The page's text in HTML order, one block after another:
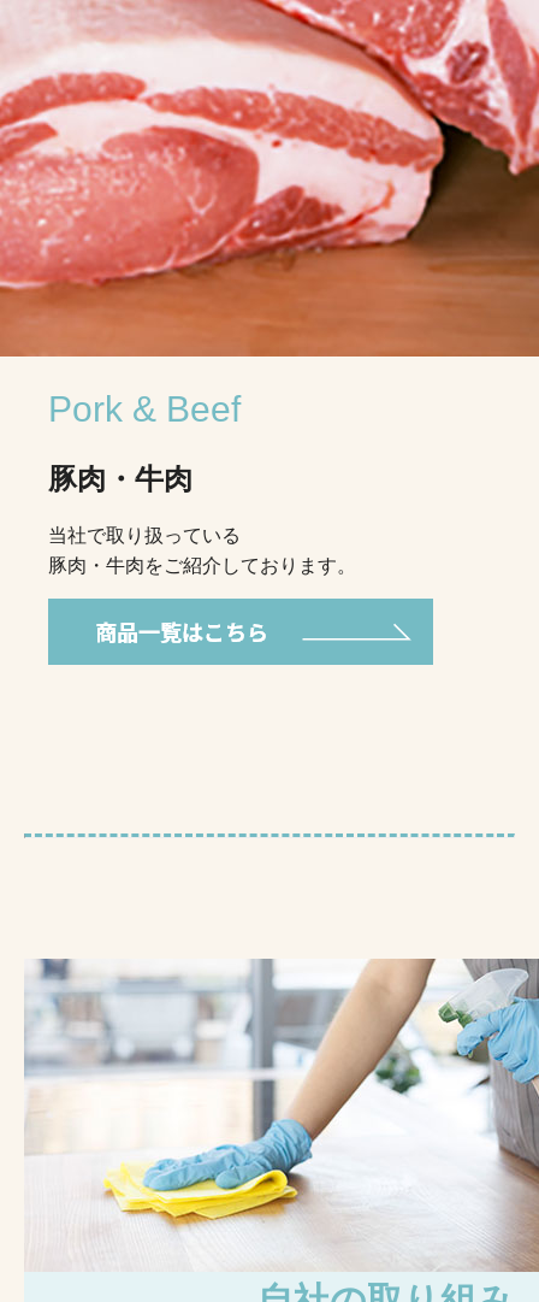
Pork & Beef
豚肉・牛肉
当社で取り扱っている
豚肉・牛肉をご紹介しております。